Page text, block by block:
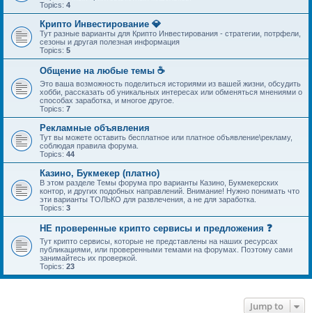
Topics: 4
Крипто Инвестирование 💎
Тут разные варианты для Крипто Инвестирования - стратегии, потрфели,
сезоны и другая полезная информация
Topics: 5
Общение на любые темы ☕
Это ваша возможность поделиться историями из вашей жизни, обсудить
хобби, рассказать об уникальных интересах или обменяться мнениями о
способах заработка, и многое другое.
Topics: 7
Рекламные объявления
Тут вы можете оставить бесплатное или платное объявление\рекламу,
соблюдая правила форума.
Topics: 44
Казино, Букмекер (платно)
В этом разделе Темы форума про варианты Казино, Букмекерских
контор, и других подобных направлений. Внимание! Нужно понимать что
эти варианты ТОЛЬКО для развлечения, а не для заработка.
Topics: 3
НЕ проверенные крипто сервисы и предложения ❓
Тут крипто сервисы, которые не представлены на наших ресурсах
публикациями, или проверенными темами на форумах. Поэтому сами
занимайтесь их проверкой.
Topics: 23
Jump to